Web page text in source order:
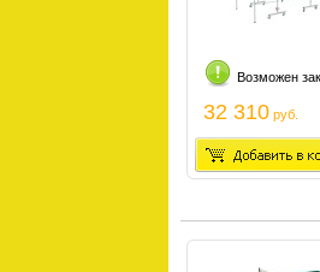
Возможен
32 310 руб.